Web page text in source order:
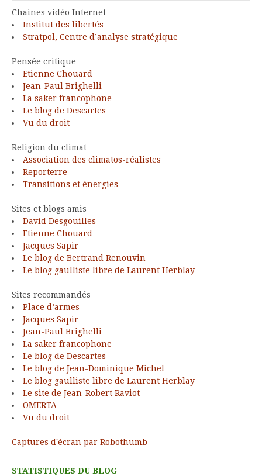
Chaines vidéo Internet
Institut des libertés
Stratpol, Centre d’analyse stratégique
Pensée critique
Etienne Chouard
Jean-Paul Brighelli
La saker francophone
Le blog de Descartes
Vu du droit
Religion du climat
Association des climatos-réalistes
Reporterre
Transitions et énergies
Sites et blogs amis
David Desgouilles
Etienne Chouard
Jacques Sapir
Le blog de Bertrand Renouvin
Le blog gaulliste libre de Laurent Herblay
Sites recommandés
Place d’armes
Jacques Sapir
Jean-Paul Brighelli
La saker francophone
Le blog de Descartes
Le blog de Jean-Dominique Michel
Le blog gaulliste libre de Laurent Herblay
Le site de Jean-Robert Raviot
OMERTA
Vu du droit
Captures d'écran par Robothumb
STATISTIQUES DU BLOG